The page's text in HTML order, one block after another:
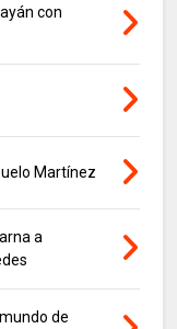
con
Martínez
a
de